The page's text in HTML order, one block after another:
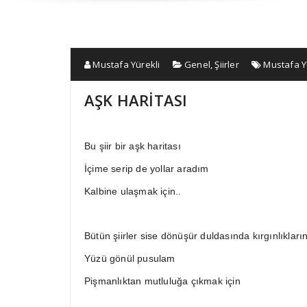
Mustafa Yürekli Genel,Şiirler Mustafa
AŞK HARİTASI
Bu şiir bir aşk haritası
İçime serip de yollar aradım
Kalbine ulaşmak için..
Bütün şiirler sise dönüşür duldasında kırgınlıkların
Yüzü gönül pusulam
Pişmanlıktan mutluluğa çıkmak için